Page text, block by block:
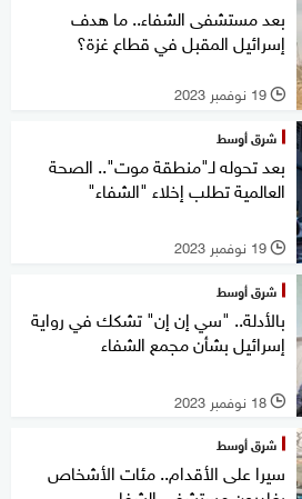
بعد مستشفى الشفاء.. ما هدف
إسرائيل المقبل في قطاع غزة؟
l 19 نوفمبر 2023
شرق أوسط
بعد تحوله لـ"منطقة موت".. الصحة
العالمية تطلب إخلاء "الشفاء"
l 19 نوفمبر 2023
شرق أوسط
بالأدلة.. "سي إن إن" تشكك في رواية
إسرائيل بشأن مجمع الشفاء
l 18 نوفمبر 2023
شرق أوسط
سيرا على الأقدام.. مئات الأشخاص